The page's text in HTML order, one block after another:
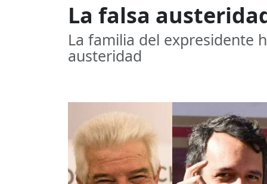
La falsa
La familia del expresidente
austeridad